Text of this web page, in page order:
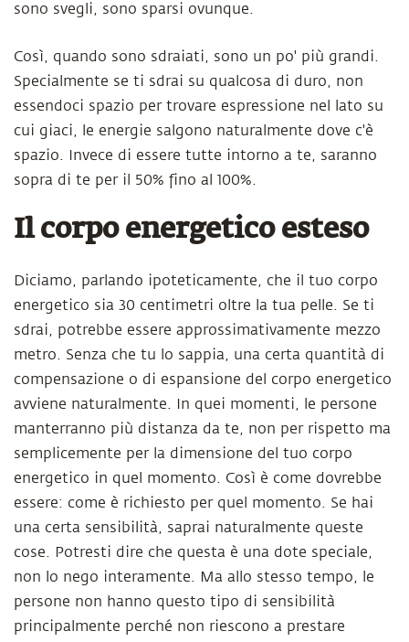
sono svegli, sono sparsi ovunque.
Così, quando sono sdraiati, sono un po' più grandi.
Specialmente se ti sdrai su qualcosa di duro, non
essendoci spazio per trovare espressione nel lato su
cui giaci, le energie salgono naturalmente dove c'è
spazio. Invece di essere tutte intorno a te, saranno
sopra di te per il 50% fino al 100%.
Il corpo energetico esteso
Diciamo, parlando ipoteticamente, che il tuo corpo
energetico sia 30 centimetri oltre la tua pelle. Se ti
sdrai, potrebbe essere approssimativamente mezzo
metro. Senza che tu lo sappia, una certa quantità di
compensazione o di espansione del corpo energetico
avviene naturalmente. In quei momenti, le persone
manterranno più distanza da te, non per rispetto ma
semplicemente per la dimensione del tuo corpo
energetico in quel momento. Così è come dovrebbe
essere: come è richiesto per quel momento. Se hai
una certa sensibilità, saprai naturalmente queste
cose. Potresti dire che questa è una dote speciale,
non lo nego interamente. Ma allo stesso tempo, le
persone non hanno questo tipo di sensibilità
principalmente perché non riescono a prestare